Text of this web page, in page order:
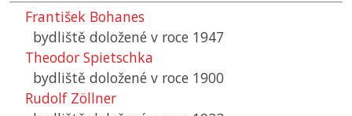
František Bohanes
bydliště doložené v roce 1947
Theodor Spietschka
bydliště doložené v roce 1900
Rudolf Zöllner